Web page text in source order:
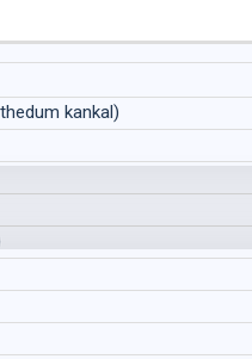
kankal)